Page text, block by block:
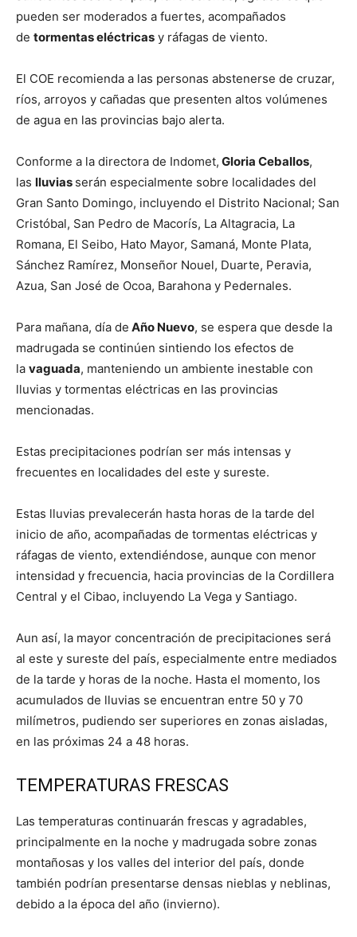
pueden ser moderados a fuertes, acompañados
de tormentas eléctricas y ráfagas de viento.
El COE recomienda a las personas abstenerse de cruzar,
ríos, arroyos y cañadas que presenten altos volúmenes
de agua en las provincias bajo alerta.
Conforme a la directora de Indomet, Gloria Ceballos,
las lluvias serán especialmente sobre localidades del
Gran Santo Domingo, incluyendo el Distrito Nacional; San
Cristóbal, San Pedro de Macorís, La Altagracia, La
Romana, El Seibo, Hato Mayor, Samaná, Monte Plata,
Sánchez Ramírez, Monseñor Nouel, Duarte, Peravia,
Azua, San José de Ocoa, Barahona y Pedernales.
Para mañana, día de Año Nuevo, se espera que desde la
madrugada se continúen sintiendo los efectos de
la vaguada, manteniendo un ambiente inestable con
lluvias y tormentas eléctricas en las provincias
mencionadas.
Estas precipitaciones podrían ser más intensas y
frecuentes en localidades del este y sureste.
Estas lluvias prevalecerán hasta horas de la tarde del
inicio de año, acompañadas de tormentas eléctricas y
ráfagas de viento, extendiéndose, aunque con menor
intensidad y frecuencia, hacia provincias de la Cordillera
Central y el Cibao, incluyendo La Vega y Santiago.
Aun así, la mayor concentración de precipitaciones será
al este y sureste del país, especialmente entre mediados
de la tarde y horas de la noche. Hasta el momento, los
acumulados de lluvias se encuentran entre 50 y 70
milímetros, pudiendo ser superiores en zonas aisladas,
en las próximas 24 a 48 horas.
TEMPERATURAS FRESCAS
Las temperaturas continuarán frescas y agradables,
principalmente en la noche y madrugada sobre zonas
montañosas y los valles del interior del país, donde
también podrían presentarse densas nieblas y neblinas,
debido a la época del año (invierno).